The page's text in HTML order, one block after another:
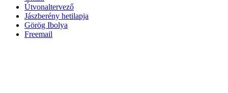
Útvonaltervező
Jászberény hetilapja
Görög Ibolya
Freemail